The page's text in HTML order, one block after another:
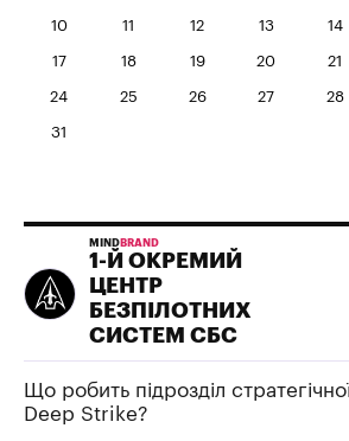
10 11 12 13 14
17 18 19 20 21
24 25 26 27 28
31
MIND BRAND
1-Й ОКРЕМИЙ
ЦЕНТР
БЕЗПІЛОТНИХ
СИСТЕМ СБС
Що робить підрозділ
Deep Strike?